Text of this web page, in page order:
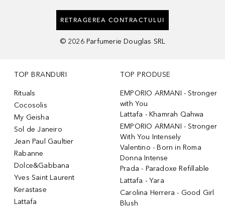
RETRAGEREA CONTRACTULUI
© 2026 Parfumerie Douglas SRL
TOP BRANDURI
Rituals
Cocosolis
My Geisha
Sol de Janeiro
Jean Paul Gaultier
Rabanne
Dolce&Gabbana
Yves Saint Laurent
Kerastase
Lattafa
TOP PRODUSE
EMPORIO ARMANI - Stronger
with You
Lattafa - Khamrah Qahwa
EMPORIO ARMANI - Stronger
With You Intensely
Valentino - Born in Roma
Donna Intense
Prada - Paradoxe Refillable
Lattafa - Yara
Carolina Herrera - Good Girl
Blush